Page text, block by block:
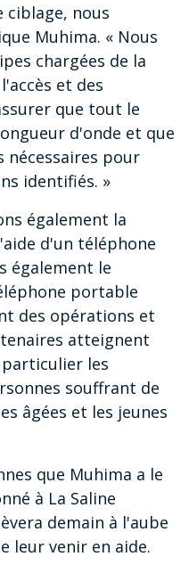
ciblage, nous
Muhima. « Nous
chargées de la
et des
que tout le
d'onde et que
nécessaires pour
identifiés. »
également la
d'un téléphone
également le
portable
des opérations et
atteignent
particulier les
souffrant de
âgées et les jeunes
que Muhima a le
à La Saline
demain à l'aube
leur venir en aide.